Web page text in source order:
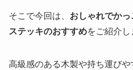
そこで今回は、 おしゃれでか
ステッキのおすすめをご紹介し
高級感のある木製や持ち運び